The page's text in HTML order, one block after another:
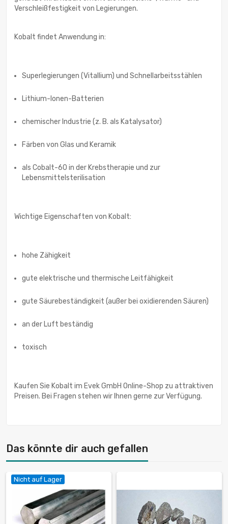
Verschleißfestigkeit von Legierungen.
Kobalt findet Anwendung in:
Superlegierungen (Vitallium) und Schnellarbeitsstählen
Lithium-Ionen-Batterien
chemischer Industrie (z. B. als Katalysator)
Färben von Glas und Keramik
als Cobalt-60 in der Krebstherapie und zur
Lebensmittelsterilisation
Wichtige Eigenschaften von Kobalt:
hohe Zähigkeit
gute elektrische und thermische Leitfähigkeit
gute Säurebeständigkeit (außer bei oxidierenden Säuren)
an der Luft beständig
toxisch
Kaufen Sie Kobalt im Evek GmbH Online-Shop zu attraktiven
Preisen. Bei Fragen stehen wir Ihnen gerne zur Verfügung.
Das könnte dir auch gefallen
Nicht auf Lager